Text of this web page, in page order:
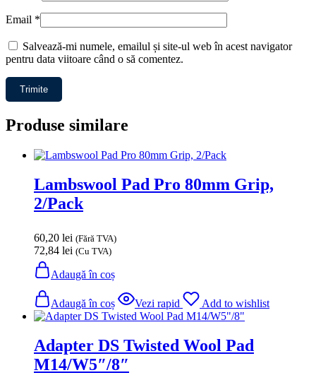
Email *
Salvează-mi numele, emailul și site-ul web în acest navigator
pentru data viitoare când o să comentez.
Produse similare
Lambswool Pad Pro 80mm Grip,
2/Pack
60,20 lei (Fără TVA)
72,84 lei (Cu TVA)
Adaugă în coș
Adaugă în coș Vezi rapid Add to wishlist
Adapter DS Twisted Wool Pad
M14/W5″/8″